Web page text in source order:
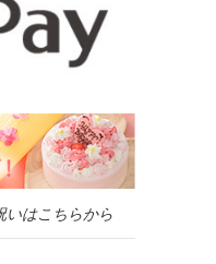
いはこちらから